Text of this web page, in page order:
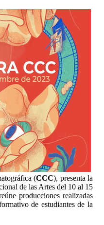
(CCC), presenta la
de las Artes del 10 al 15
producciones realizadas
de estudiantes de la